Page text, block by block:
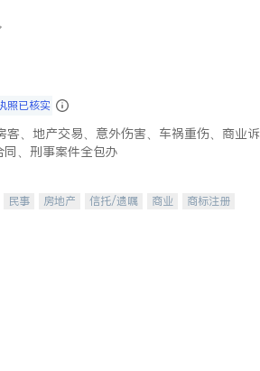
照已核实
、地产交易、意外伤害、车祸重伤、商业诉
、刑事案件全包办
民事 房地产 信托/遗嘱 商业
商标注册